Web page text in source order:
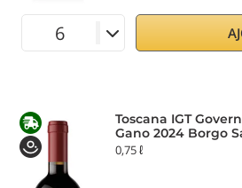
Toscana IGT
Gano 2024 Borgo
0,75 ℓ